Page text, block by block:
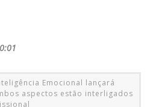
Emocional lançará
aspectos estão interligados